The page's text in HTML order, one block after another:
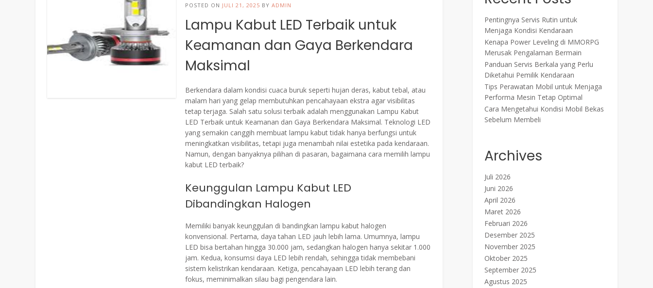
POSTED ON JULI 21, 2025 BYADMIN
Lampu Kabut LED Terbaik untuk
Keamanan dan Gaya Berkendara
Maksimal
Berkendara dalam kondisi cuaca buruk seperti hujan deras, kabut tebal, atau
malam hari yang gelap membutuhkan pencahayaan ekstra agar visibilitas
tetap terjaga. Salah satu solusi terbaik adalah menggunakan Lampu Kabut
LED Terbaik untuk Keamanan dan Gaya Berkendara Maksimal. Teknologi LED
yang semakin canggih membuat lampu kabut tidak hanya berfungsi untuk
meningkatkan visibilitas, tetapi juga menambah nilai estetika pada kendaraan.
Namun, dengan banyaknya pilihan di pasaran, bagaimana cara memilih lampu
kabut LED terbaik?
Keunggulan Lampu Kabut LED
Dibandingkan Halogen
Memiliki banyak keunggulan di bandingkan lampu kabut halogen
konvensional. Pertama, daya tahan LED jauh lebih lama. Umumnya, lampu
LED bisa bertahan hingga 30.000 jam, sedangkan halogen hanya sekitar 1.000
jam. Kedua, konsumsi daya LED lebih rendah, sehingga tidak membebani
sistem kelistrikan kendaraan. Ketiga, pencahayaan LED lebih terang dan
fokus, meminimalkan silau bagi pengendara lain.
Pentingnya Servis Rutin untuk
Menjaga Kondisi Kendaraan
Kenapa Power Leveling di MMORPG
Merusak Pengalaman Bermain
Panduan Servis Berkala yang Perlu
Diketahui Pemilik Kendaraan
Tips Perawatan Mobil untuk Menjaga
Performa Mesin Tetap Optimal
Cara Mengetahui Kondisi Mobil Bekas
Sebelum Membeli
Archives
Juli 2026
Juni 2026
April 2026
Maret 2026
Februari 2026
Desember 2025
November 2025
Oktober 2025
September 2025
Agustus 2025